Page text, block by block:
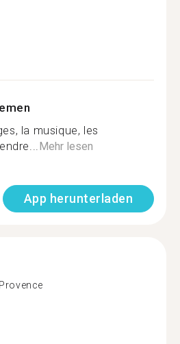
la musique, les
Mehr lesen
App herunterladen